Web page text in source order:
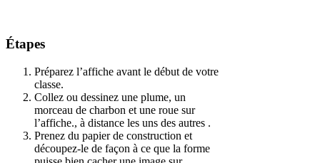
Étapes
Préparez l’affiche avant le début de votre
classe.
Collez ou dessinez une plume, un
morceau de charbon et une roue sur
l’affiche., à distance les uns des autres .
Prenez du papier de construction et
découpez-le de façon à ce que la forme